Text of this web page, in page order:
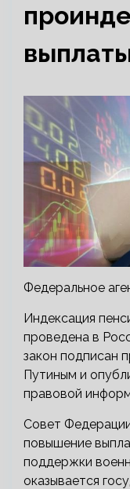
Федеральное
Индексация
проведена в
закон подписан
Путиным и
правовой
Совет
повышение
поддержки
оказывается